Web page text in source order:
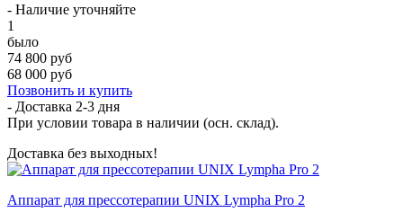
- Наличие уточняйте
1
было
74 800 руб
68 000 руб
Позвонить и купить
- Доставка 2-3 дня
При условии товара в наличии (осн. склад).
Доставка без выходных!
Аппарат для прессотерапии UNIX Lympha Pro 2